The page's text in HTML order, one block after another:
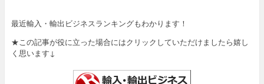
最近輸入・輸出ビジネスランキングもわかります！
★この記事が役に立った場合にはクリックしていただけましたら嬉し
く思います↓